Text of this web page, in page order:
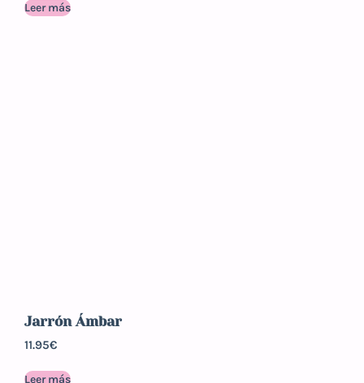
Leer más
Jarrón Ámbar
11.95€
Leer más